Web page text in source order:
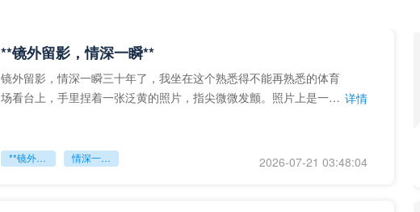
**镜外留影，情深一瞬**
镜外留影，情深一瞬三十年了，我坐在这个熟悉得不能再熟悉的体育
场看台上，手里捏着一张泛黄的照片，指尖微微发颤。照片上是一个 详情
**镜外留影 情深一瞬** 2026-07-21 03:48:04